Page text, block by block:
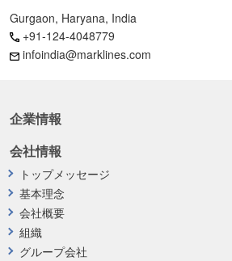
Gurgaon, Haryana, India
+91-124-4048779
infoindia@marklines.com
企業情報
会社情報
トップメッセージ
基本理念
会社概要
組織
グループ会社